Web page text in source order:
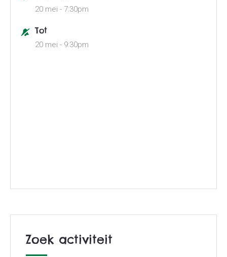
20 mei - 7:30pm
Tot
20 mei - 9:30pm
Zoek activiteit